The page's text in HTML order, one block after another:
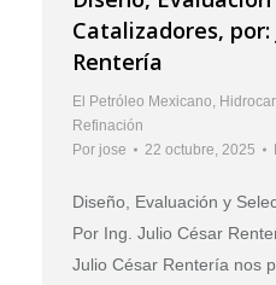
Catalizadores, por:
Rentería
El Petróleo Mexicano,
Refinación
Por jose 22 octubre, 2025
Diseño, Evaluación y
Por Ing. Julio César
Julio César Rentería nos